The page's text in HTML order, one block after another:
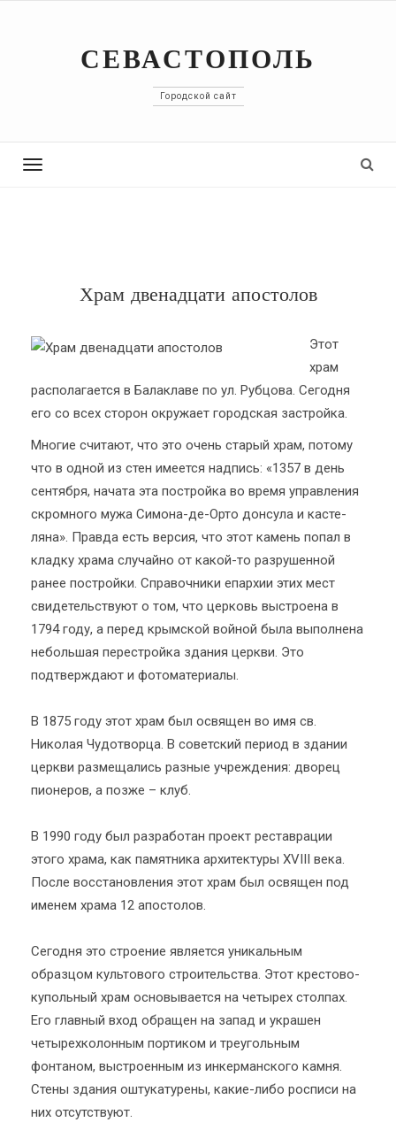
СЕВАСТОПОЛЬ
Городской сайт
Toggle
Храм двенадцати апостолов
Этот
храм
располагается в Балаклаве по ул. Рубцова. Сегодня
его со всех сторон окружает городская застройка.
Многие считают, что это очень старый храм, потому
что в одной из стен имеется надпись: «1357 в день
сентября, начата эта постройка во время управления
скромного мужа Симона-де-Орто донсула и касте­
ляна». Правда есть версия, что этот камень попал в
кладку храма случайно от какой-то разрушенной
ранее постройки. Справочники епархии этих мест
свидетельствуют о том, что церковь выстроена в
1794 году, а перед крымской войной была выполнена
небольшая перестройка здания церкви. Это
подтверждают и фотоматериалы.
В 1875 году этот храм был освящен во имя св.
Николая Чудотворца. В советский период в здании
церкви размещались разные учреждения: дворец
пионеров, а позже – клуб.
В 1990 году был разработан проект реставрации
этого храма, как памятника архитектуры XVIII века.
После восстановления этот храм был освящен под
именем храма 12 апостолов.
Сегодня это строение является уникальным
образцом культового строительства. Этот крестово-
купольный храм основывается на четырех столпах.
Его главный вход обращен на запад и украшен
четырехколонным портиком и треугольным
фонтаном, выстроенным из инкерманского камня.
Стены здания оштукатурены, какие-либо росписи на
них отсутствуют.